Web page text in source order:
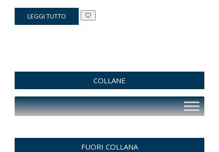
prezzo
originale
prezzo
attuale
LEGGI TUTTO
COLLANE
FUORI COLLANA